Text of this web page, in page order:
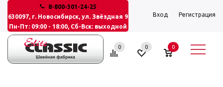
8-800-301-24-25
630097, г. Новосибирск, ул. Звёздная 9
Пн-Пт: 09:00 - 18:00, Сб-Вск: выходной
Вход Регистрация
0 0 0